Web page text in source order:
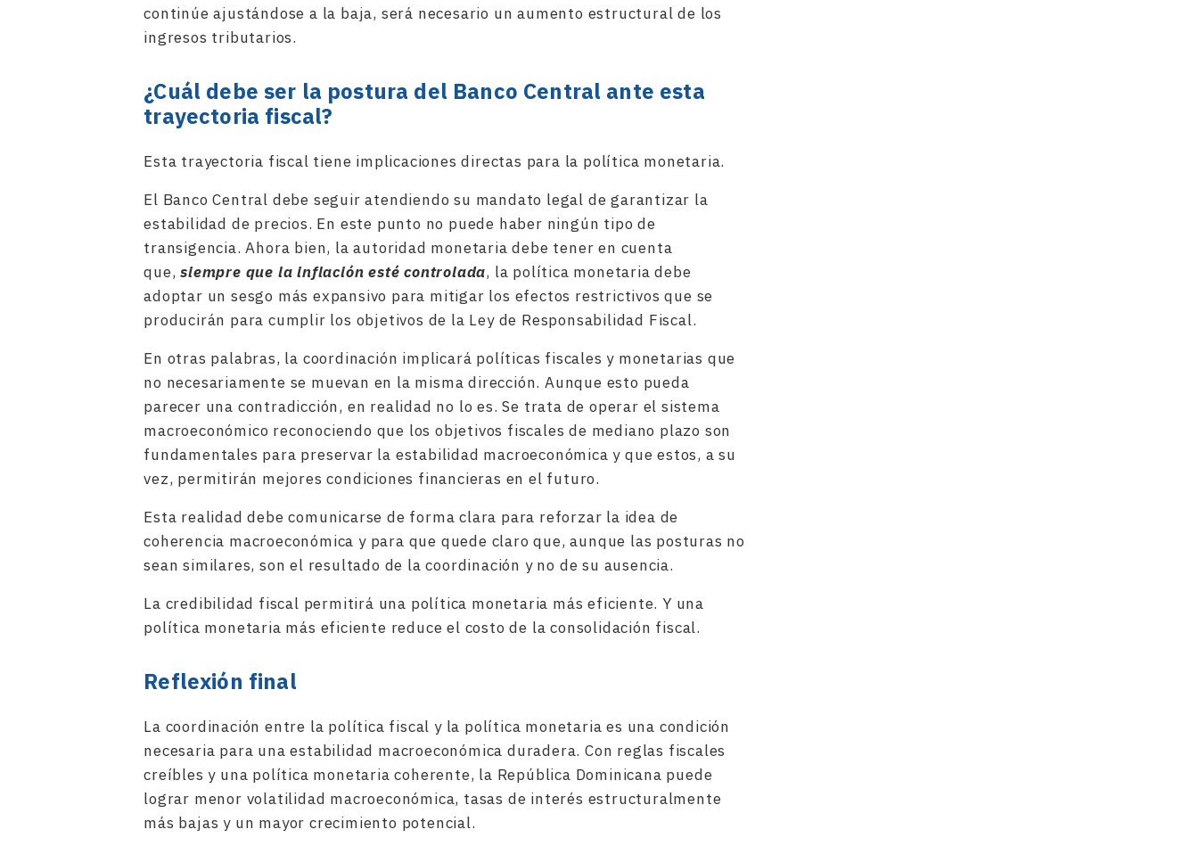
continúe ajustándose a la baja, será necesario un aumento estructural de los
ingresos tributarios.
¿Cuál debe ser la postura del Banco Central ante esta
trayectoria fiscal?
Esta trayectoria fiscal tiene implicaciones directas para la política monetaria.
El Banco Central debe seguir atendiendo su mandato legal de garantizar la
estabilidad de precios. En este punto no puede haber ningún tipo de
transigencia. Ahora bien, la autoridad monetaria debe tener en cuenta
que,siempre que la inflación esté controlada, la política monetaria debe
adoptar un sesgo más expansivo para mitigar los efectos restrictivos que se
producirán para cumplir los objetivos de la Ley de Responsabilidad Fiscal.
En otras palabras, la coordinación implicará políticas fiscales y monetarias que
no necesariamente se muevan en la misma dirección. Aunque esto pueda
parecer una contradicción, en realidad no lo es. Se trata de operar el sistema
macroeconómico reconociendo que los objetivos fiscales de mediano plazo son
fundamentales para preservar la estabilidad macroeconómica y que estos, a su
vez, permitirán mejores condiciones financieras en el futuro.
Esta realidad debe comunicarse de forma clara para reforzar la idea de
coherencia macroeconómica y para que quede claro que, aunque las posturas no
sean similares, son el resultado de la coordinación y no de su ausencia.
La credibilidad fiscal permitirá una política monetaria más eficiente. Y una
política monetaria más eficiente reduce el costo de la consolidación fiscal.
Reflexión final
La coordinación entre la política fiscal y la política monetaria es una condición
necesaria para una estabilidad macroeconómica duradera. Con reglas fiscales
creíbles y una política monetaria coherente, la República Dominicana puede
lograr menor volatilidad macroeconómica, tasas de interés estructuralmente
más bajas y un mayor crecimiento potencial.